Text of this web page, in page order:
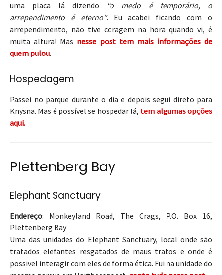
uma placa lá dizendo
“o medo é temporário, o
arrependimento é eterno”. Eu acabei ficando com o
arrependimento, não tive coragem na hora quando vi, é
muita altura! Mas nesse post tem mais informações de
quem pulou.
Hospedagem
Passei no parque durante o dia e depois segui direto para
Knysna. Mas é possível se hospedar lá, tem algumas opções
aqui.
Plettenberg Bay
Elephant Sanctuary
Endereço: Monkeyland Road, The Crags, P.O. Box 16,
Plettenberg Bay
Uma das unidades do Elephant Sanctuary, local onde são
tratados elefantes resgatados de maus tratos e onde é
possivel interagir com eles de forma ética. Fui na unidade do